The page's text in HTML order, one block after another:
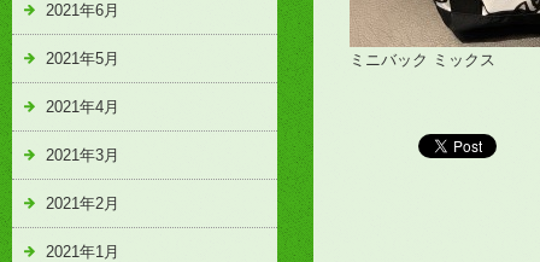
ミニバック ミックス
2021年6月
2021年5月
2021年4月
2021年3月
2021年2月
2021年1月